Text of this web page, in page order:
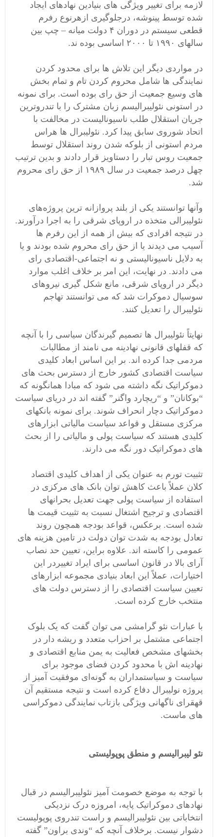
لازمه برای تغییر ویژگی های بنیادین نهادهای ایجاد
شده توسط پینوشه، درجلوگیری ازهرنوع رفرم
قطعی سیستم در دوران ۴ دولت میانه – چپ بین
سالهای ۱۹۹۰ تا ۲۰۰۰ اساسی بوده ند.
در مواردی دیگر این تلاش ها برای محدود کردن
نمایندگی ها شامل محروم کردن تام و تمام بخش
های وسیع جمعیت از حق رای بوده است. برای نمونه
در استونی نئولیبرالیسم زبان مشترک را با تندروترین
جریان استقلال طلب ناسیونالیست در مخالفت با
اتحاد شوروی سابق پیدا کرد. نئولیبرال ها هراس
مردم استونی از بلوکه شدن روند استقلال توسط
جمعیت روس تبار را دستاویز قرار دادند و بدین ترتیب
چهل درصد جمعیت در سال ۱۹۸۹ از حق رای محروم
شد.
وآنها توانستند یکی از بلند پروازانه ترین پروژه‌های
نئولیبرالی متخذه در اروپای شرقی را به اجرا درآورند.
در نتیجه افرادی که بیش از همه از این رفرم ها
آسیب می دیدند یا از حق رای محروم شده بودند و یا
به دلایل ناسیونالیستی و نه اجتماعی-اقتصادی رای
می دادند. در نهایت، این امر بر خلاف اغلب موارد
دیگر در اروپای شرقی، مانع شکل گیری نیروهای
سوسیال دموکرات شد که می توانستند تهاجم
نئولیبرال را تعدیل کنند.
نهایتاً نئولیبرال ها تصمیم گیرندگان سیاسی را با آنچه
که قفلهای قانونی نهادینه می نامند از مطالبات
مردمی جدا کرده اند. بر این اساس ابعاد کلیدی
سیاست اقتصادی کشور خارج از دسترس بحث های
دموکراتیک نگه داشته می شود که مبادا همانگونه که
“بوکانان” و “ریچارد واگنر” گفته اند در دریای سیاست
دموکراتیک دچار انحراف شوند. برای نمونه بانکهای
مرکزی مستقل و قواعد سیاست مالیاتی ابزارهای
کلیدی هستند که سیاست پولی و مالیاتی را از بحث
های دموکراتیک دور نگه می دارند.
تثبیت تورم به عنوان یکی از اهداف کلیدی اقتصاد
کلان عملاً باعث کاهش توان بانک های مرکزی در
استفاده از سیاست پولی جهت تعدیل بحرانهای
اقتصادی و ترجیح اشتغال نسبت به تثبیت قیمت ها
شده است. برعکس، قواعد بودجه همچون روند
تعادل بودجه به شدت توان دولت در تامین هزینه های
عمومی را کاسته اند. علاوه براین، تعیین حد نصاب
آرای بالا در قانون اساسی برای ایراد تغییردر این
اختیارات، عملاً این ابعاد بنیادی مجموعه ابزارهای
تعیین سیاست اقتصادی را از دسترس دولت های
منتخب خارج کرده است.
با عبارات نئو گرامشی می توان گفت که یک بلوک
اجتماعی مشتمل بر احزاب متعدد و ریشه دار در
بخشهای مشخص فعالیت به یمن منابع اقتصادی و
نهادینه اش با محدود کردن فضای موجود برای
سیاست و سیاستمداران به گونه‌ای موفقیت آمیز از
پروژه نولیبرال دفاع کرده است و نتیجه مستقیم آن
قهقرای ناگهانی ویژگی بازتاب نمایندگی دموکراسی
های ماست.
نئو لیبرالیسم و منطق پوپولیستی
با توجه به موضع خصومت آمیز نئولیبرالیسم در قبال
نهادهای دموکراتیک پایه، امروزه درک نزدیکی
انتخاباتی بین نئولیبرالیسم و راست تندروی پوپولیست
دشوار نیست. برخلاف آنچه که “وندی براون” گفته